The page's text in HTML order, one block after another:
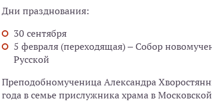
Дни празднования:
30 сентября
5 февраля (переходящая) – Собор
Русской
Преподобномученица Александра
года в семье прислужника храма в